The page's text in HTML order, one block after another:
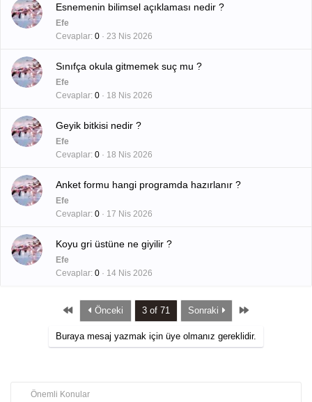
Esnemenin bilimsel açıklaması nedir ?
Efe
Cevaplar 0 23 Nis 2026
Sınıfça okula gitmemek suç mu ?
Efe
Cevaplar 0 18 Nis 2026
Geyik bitkisi nedir ?
Efe
Cevaplar 0 18 Nis 2026
Anket formu hangi programda hazırlanır ?
Efe
Cevaplar 0 17 Nis 2026
Koyu gri üstüne ne giyilir ?
Efe
Cevaplar 0 14 Nis 2026
First Önceki 3 of 71 Sonraki Last
Buraya mesaj yazmak için üye olmanız gereklidir.
Önemli Konular